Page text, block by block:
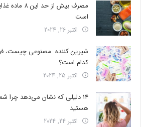
مصرف بیش از
است
اکتبر 26, 2024
شیرین کننده مصنوعی چیست،
کدام است؟
اکتبر 25, 2024
14 دلیلی که نشان می‌دهد چرا
هستید
اکتبر 24, 2024